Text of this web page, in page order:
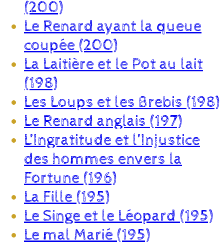
(200)
Le Renard ayant la queue
coupée (200)
La Laitière et le Pot au lait
(198)
Les Loups et les Brebis (198)
Le Renard anglais (197)
L’Ingratitude et l’Injustice
des hommes envers la
Fortune (196)
La Fille (195)
Le Singe et le Léopard (195)
Le mal Marié (195)